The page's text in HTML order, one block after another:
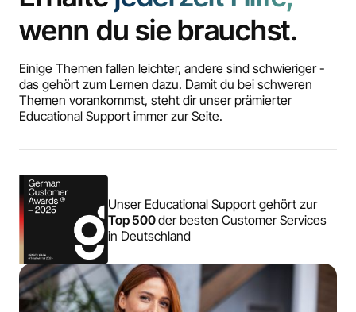
wenn du sie brauchst.
Einige Themen fallen leichter, andere sind schwieriger -
das gehört zum Lernen dazu. Damit du bei schweren
Themen vorankommst, steht dir unser prämierter
Educational Support immer zur Seite.
Unser Educational Support gehört zur
Top 500der besten Customer Services
in Deutschland